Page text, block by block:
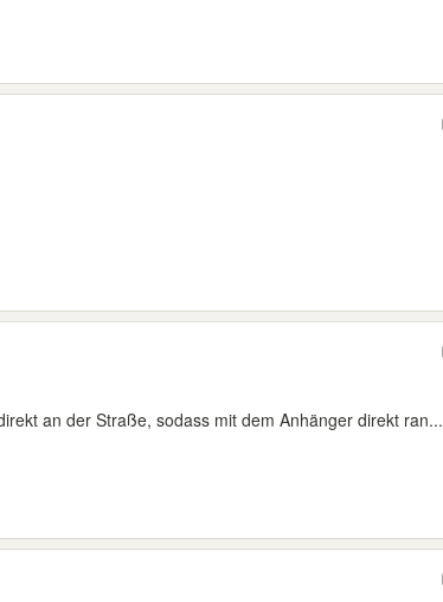
an der Straße, sodass mit dem Anhänger direkt ran...